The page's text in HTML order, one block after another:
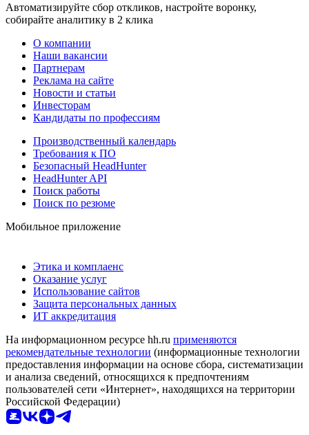
Автоматизируйте сбор откликов, настройте воронку,
собирайте аналитику в 2 клика
О компании
Наши вакансии
Партнерам
Реклама на сайте
Новости и статьи
Инвесторам
Кандидаты по профессиям
Производственный календарь
Требования к ПО
Безопасный HeadHunter
HeadHunter API
Поиск работы
Поиск по резюме
Мобильное приложение
Этика и комплаенс
Оказание услуг
Использование сайтов
Защита персональных данных
ИТ аккредитация
На информационном ресурсе hh.ru применяются
рекомендательные технологии (информационные технологии
предоставления информации на основе сбора, систематизации
и анализа сведений, относящихся к предпочтениям
пользователей сети «Интернет», находящихся на территории
Российской Федерации)